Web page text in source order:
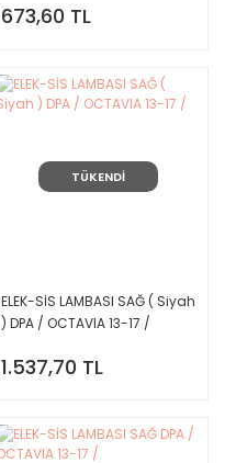
673,60 TL
TÜKENDİ
ELEK-SİS LAMBASI SAĞ ( Siyah
) DPA / OCTAVIA 13-17 /
1.537,70 TL